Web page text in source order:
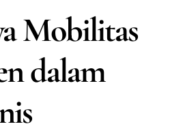
Mobilitas
dalam